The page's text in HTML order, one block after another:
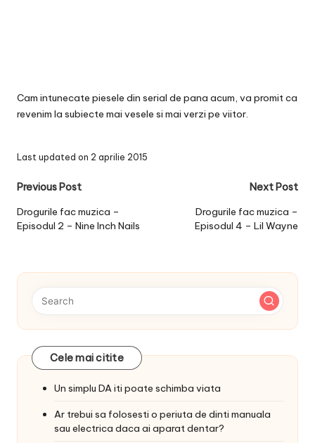
Cam intunecate piesele din serial de pana acum, va promit ca
revenim la subiecte mai vesele si mai verzi pe viitor.
Last updated on 2 aprilie 2015
Post
navigation
Previous Post
Drogurile fac muzica –
Episodul 2 – Nine Inch Nails
Next Post
Drogurile fac muzica –
Episodul 4 – Lil Wayne
Cele mai citite
Un simplu DA iti poate schimba viata
Ar trebui sa folosesti o periuta de dinti manuala
sau electrica daca ai aparat dentar?